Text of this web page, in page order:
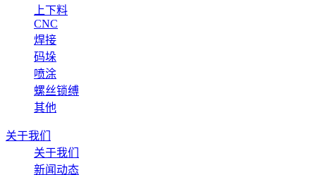
上下料
CNC
焊接
码垛
喷涂
螺丝锁缚
其他
关于我们
关于我们
新闻动态